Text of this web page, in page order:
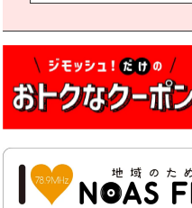
対抗「福岡駅伝」出場選手募
集！
2026年7月31日 第６次豊前市
総合計画後期基本計画策定業